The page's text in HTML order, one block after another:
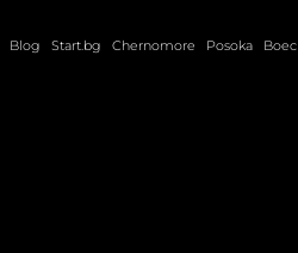
Blog Start.bg Chernomore Posoka Boec